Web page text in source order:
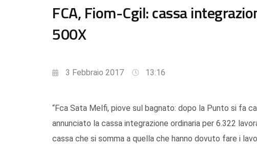
FCA, Fiom-Cgil: cassa
500X
3 Febbraio 2017 13:16
“Fca Sata Melfi, piove sul bagnato: dopo la Punto si fa
annunciato la cassa integrazione ordinaria per 6.322
cassa che si somma a quella che hanno dovuto fare i